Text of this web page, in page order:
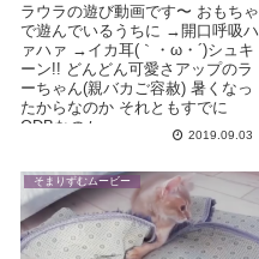
ラウラの遊び動画です〜 おもちゃ
で遊んでいるうちに →開口呼吸ハ
ァハァ →イカ耳(｀・ω・´)シュキ
ーン!! どんどん可愛さアップのラ
ーちゃん(親バカご容赦) 暑くなっ
たからなのか それともすでに
ODBなのか...
2019.09.03
そまりずむムービー